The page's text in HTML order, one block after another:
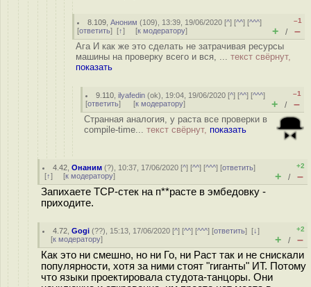
8.109 ,Аноним (109), 13:39, 19/06/2020 [^] [^^] [^^^]
[ответить] [↑] [к модератору]
–1
+ / –
Ага И как же это сделать не затрачивая ресурсы
машины на проверку всего и вся, ... текст свёрнут,
показать
9.110 ,ilyafedin (ok), 19:04, 19/06/2020 [^] [^^] [^^^]
[ответить] [к модератору]
–1
+ / –
Странная аналогия, у раста все проверки в
compile-time... текст свёрнут, показать
4.42 ,Онаним (?), 10:37, 17/06/2020 [^] [^^] [^^^] [ответить]
[↑] [к модератору]
+2
+ / –
Запихаете TCP-стек на п**расте в эмбедовку -
приходите.
4.72 ,Gogi (??), 15:13, 17/06/2020 [^] [^^] [^^^] [ответить][↓]
[к модератору]
+2
+ / –
Как это ни смешно, но ни Го, ни Раст так и не снискали
популярности, хотя за ними стоят "гиганты" ИТ. Потому
что языки проектировала студота-танцоры. Они